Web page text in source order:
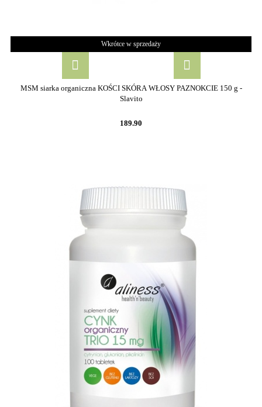
Wkrótce w sprzedaży
MSM siarka organiczna KOŚCI SKÓRA WŁOSY PAZNOKCIE 150 g -
Slavito
189.90